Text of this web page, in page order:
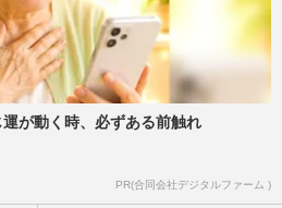
運が動く時、必ずある前触れ
PR(合同会社デジタルファーム )